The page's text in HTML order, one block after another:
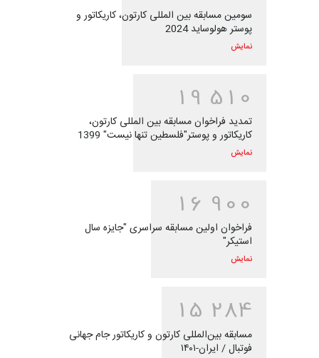
سومین مسابقه بین المللی کارتون، کاریکاتور و
پوستر هولوساید 2024
نمایش
1 9 51 0
تمدید فراخوان مسابقه بین المللی کارتون،
کاریکاتور و پوستر"فلسطین تنها نیست" 1399
نمایش
1 6 900
فراخوان اولین مسابقه سراسری "جایزه سال
استیکر"
نمایش
15 284
مسابقه بین‌المللی کارتون و کاریکاتور جام جهانی
فوتبال / ایران-۱۴۰۱